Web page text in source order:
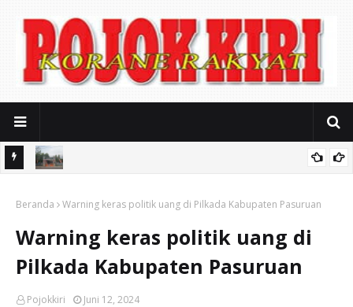
Seragam Mahal dan Iuran Komite
Beranda Warning keras politik uang di Pilkada Kabupaten Pasuruan
Warning keras politik uang di
Pilkada Kabupaten Pasuruan
Pojokkiri Juni 12, 2024